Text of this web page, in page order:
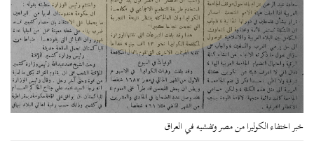
خبر اختفاء الكوليرا من مصر وتفشيه في العراق